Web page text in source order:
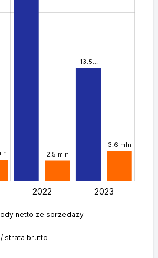
13.5…
2.5 mln
3.6 mln
L
2022 2023
netto ze sprzedaży
strata brutto